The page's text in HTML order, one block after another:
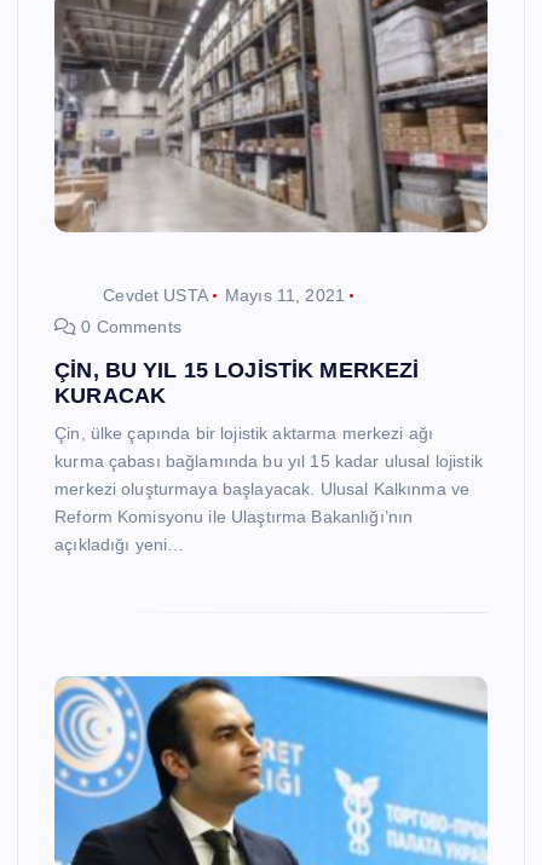
Cevdet USTA
Mayıs 11, 2021
0 Comments
ÇİN, BU YIL 15 LOJİSTİK MERKEZİ
KURACAK
Çin, ülke çapında bir lojistik aktarma merkezi ağı
kurma çabası bağlamında bu yıl 15 kadar ulusal lojistik
merkezi oluşturmaya başlayacak. Ulusal Kalkınma ve
Reform Komisyonu ile Ulaştırma Bakanlığı’nın
açıkladığı yeni…